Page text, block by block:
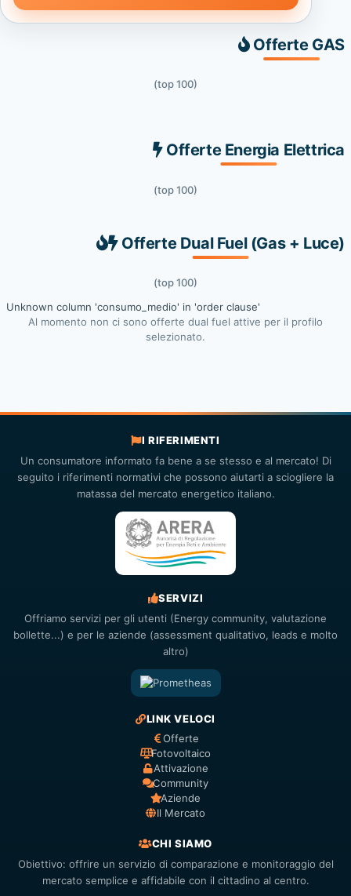
Offerte GAS
(top 100)
Offerte Energia Elettrica
(top 100)
Offerte Dual Fuel (Gas + Luce)
(top 100)
Unknown column 'consumo_medio' in 'order clause'
Al momento non ci sono offerte dual fuel attive per il profilo
selezionato.
I RIFERIMENTI
Un consumatore informato fa bene a se stesso e al mercato! Di
seguito i riferimenti normativi che possono aiutarti a sciogliere la
matassa del mercato energetico italiano.
SERVIZI
Offriamo servizi per gli utenti (Energy community, valutazione
bollette...) e per le aziende (assessment qualitativo, leads e molto
altro)
LINK VELOCI
Offerte
Fotovoltaico
Attivazione
Community
Aziende
Il Mercato
CHI SIAMO
Obiettivo: offrire un servizio di comparazione e monitoraggio del
mercato semplice e affidabile con il cittadino al centro.